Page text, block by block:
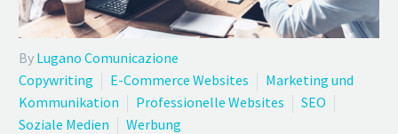
By Lugano Comunicazione
Copywriting
E-Commerce Websites
Marketing und
Kommunikation
Professionelle Websites
SEO
Soziale Medien
Werbung